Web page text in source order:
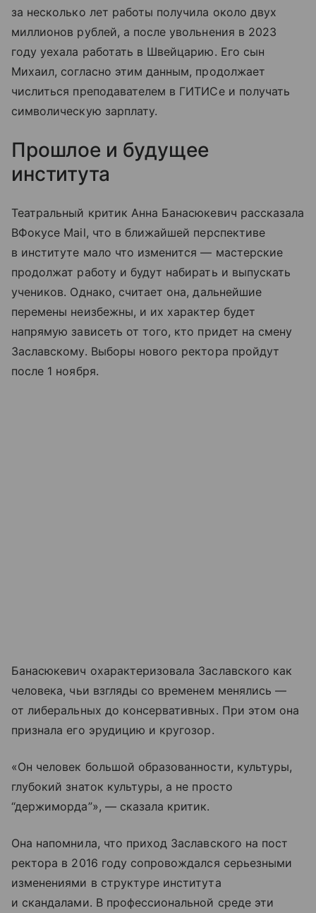
за несколько лет работы получила около двух
миллионов рублей, а после увольнения в 2023
году уехала работать в Швейцарию. Его сын
Михаил, согласно этим данным, продолжает
числиться преподавателем в ГИТИСе и получать
символическую зарплату.
Прошлое и будущее
института
Театральный критик Анна Банасюкевич рассказала
ВФокусе Mail, что в ближайшей перспективе
в институте мало что изменится — мастерские
продолжат работу и будут набирать и выпускать
учеников. Однако, считает она, дальнейшие
перемены неизбежны, и их характер будет
напрямую зависеть от того, кто придет на смену
Заславскому. Выборы нового ректора пройдут
после 1 ноября.
Банасюкевич охарактеризовала Заславского как
человека, чьи взгляды со временем менялись —
от либеральных до консервативных. При этом она
признала его эрудицию и кругозор.
«Он человек большой образованности, культуры,
глубокий знаток культуры, а не просто
“держиморда”», — сказала критик.
Она напомнила, что приход Заславского на пост
ректора в 2016 году сопровождался серьезными
изменениями в структуре института
и скандалами. В профессиональной среде эти